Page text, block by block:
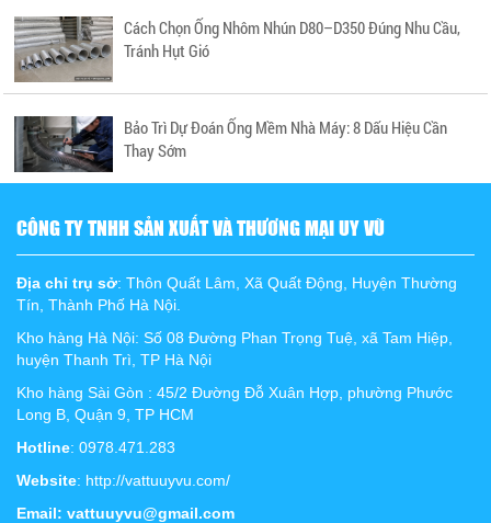
Cách Chọn Ống Nhôm Nhún D80–D350 Đúng Nhu Cầu,
Tránh Hụt Gió
Bảo Trì Dự Đoán Ống Mềm Nhà Máy: 8 Dấu Hiệu Cần
Thay Sớm
CÔNG TY TNHH SẢN XUẤT VÀ THƯƠNG MẠI UY VŨ
Địa chỉ trụ sở: Thôn Quất Lâm, Xã Quất Động, Huyện Thường
Tín, Thành Phố Hà Nội.
Kho hàng Hà Nội: Số 08 Đường Phan Trọng Tuệ, xã Tam Hiệp,
huyện Thanh Trì, TP Hà Nội
Kho hàng Sài Gòn : 45/2 Đường Đỗ Xuân Hợp, phường Phước
Long B, Quận 9, TP HCM
Hotline: 0978.471.283
Website: http://vattuuyvu.com/
Email: vattuuyvu@gmail.com